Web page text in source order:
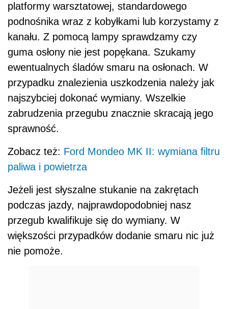
platformy warsztatowej, standardowego
podnośnika wraz z kobyłkami lub korzystamy z
kanału. Z pomocą lampy sprawdzamy czy
guma osłony nie jest popękana. Szukamy
ewentualnych śladów smaru na osłonach. W
przypadku znalezienia uszkodzenia należy jak
najszybciej dokonać wymiany. Wszelkie
zabrudzenia przegubu znacznie skracają jego
sprawność.
Zobacz też: Ford Mondeo MK II: wymiana filtru
paliwa i powietrza
Jeżeli jest słyszalne stukanie na zakrętach
podczas jazdy, najprawdopodobniej nasz
przegub kwalifikuje się do wymiany. W
większości przypadków dodanie smaru nic już
nie pomoże.